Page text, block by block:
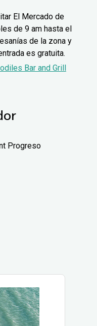
El Mercado de
de 9 am hasta el
de la zona y
es gratuita.
Bar and Grill
Progreso